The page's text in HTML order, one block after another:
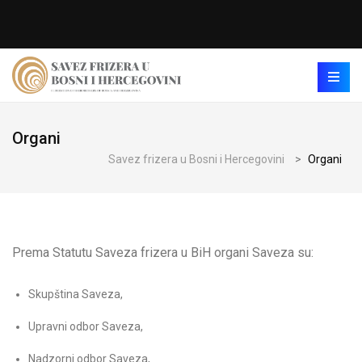
Organi
Savez frizera u Bosni i Hercegovini > Organi
Prema Statutu Saveza frizera u BiH organi Saveza su:
Skupština Saveza,
Upravni odbor Saveza,
Nadzorni odbor Saveza,